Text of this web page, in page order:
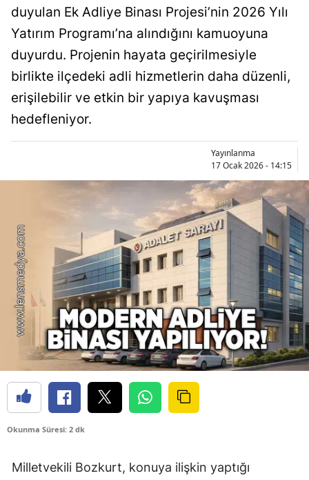
duyulan Ek Adliye Binası Projesi’nin 2026 Yılı
Yatırım Programı’na alındığını kamuoyuna
duyurdu. Projenin hayata geçirilmesiyle
birlikte ilçedeki adli hizmetlerin daha düzenli,
erişilebilir ve etkin bir yapıya kavuşması
hedefleniyor.
Yayınlanma
17 Ocak 2026 - 14:15
Okunma Süresi: 2 dk
Milletvekili Bozkurt, konuya ilişkin yaptığı